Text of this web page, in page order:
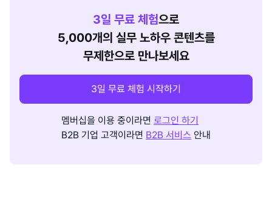
3일 무료 체험으로
5,000개의 실무 노하우 콘텐츠를
무제한으로 만나보세요
3일 무료 체험 시작하기
멤버십을 이용 중이라면 로그인 하기
B2B 기업 고객이라면 B2B 서비스 안내